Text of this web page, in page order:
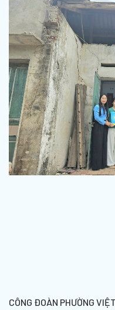
CÔNG ĐOÀN PHƯỜNG